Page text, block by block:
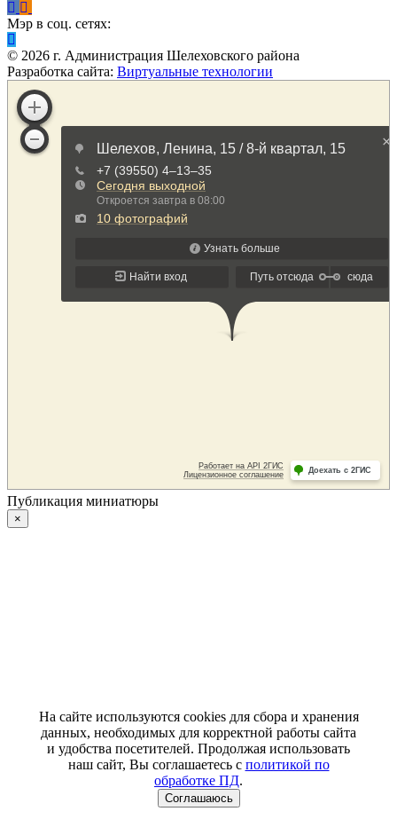
Мэр в соц. сетях:
© 2026 г. Администрация Шелеховского района
Разработка сайта: Виртуальные технологии
Публикация миниатюры
×
На сайте используются cookies для сбора и хранения
данных, необходимых для корректной работы сайта
и удобства посетителей. Продолжая использовать
наш сайт, Вы соглашаетесь с политикой по
обработке ПД.
Соглашаюсь